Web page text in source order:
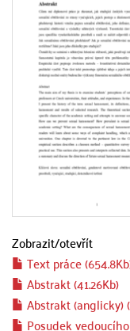
Zobrazit/otevřít
Text práce
Abstrakt (41.26Kb)
Abstrakt (anglicky)
Posudek